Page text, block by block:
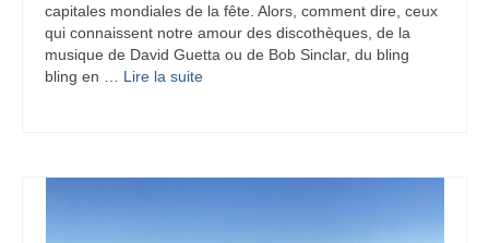
capitales mondiales de la fête. Alors, comment dire, ceux
qui connaissent notre amour des discothèques, de la
musique de David Guetta ou de Bob Sinclar, du bling
bling en … Lire la suite­­